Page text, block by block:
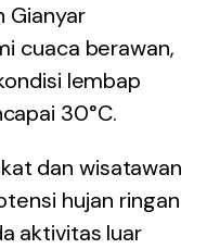
Gianyar
cuaca berawan,
lembap
30°C.
dan wisatawan
hujan ringan
aktivitas luar